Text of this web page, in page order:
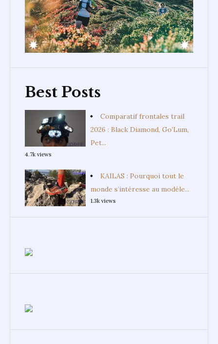
Best Posts
Comparatif frontales trail
2026 : Black Diamond, Go’Lum,
Pet...
4.7k views
KAILAS : Pourquoi tout le
monde s’intéresse au modèle...
1.3k views